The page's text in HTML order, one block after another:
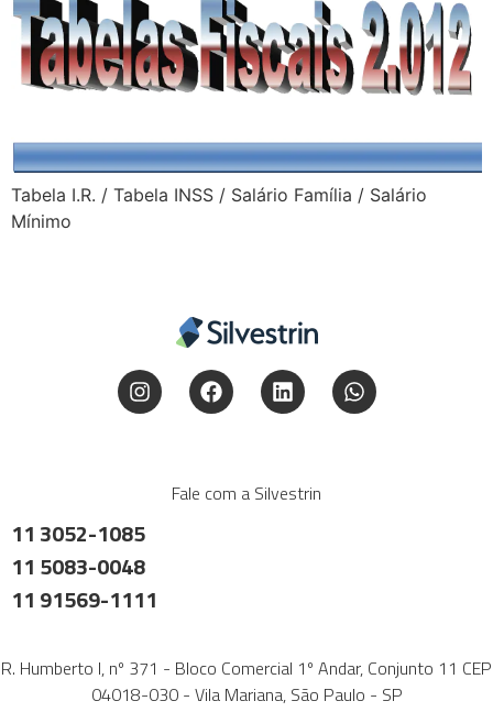
Tabela I.R. / Tabela INSS / Salário Família / Salário
Mínimo
Fale com a Silvestrin
11 3052-1085
11 5083-0048
11 91569-1111
R. Humberto I, nº 371 - Bloco Comercial 1º Andar, Conjunto 11 CEP
04018-030 - Vila Mariana, São Paulo - SP